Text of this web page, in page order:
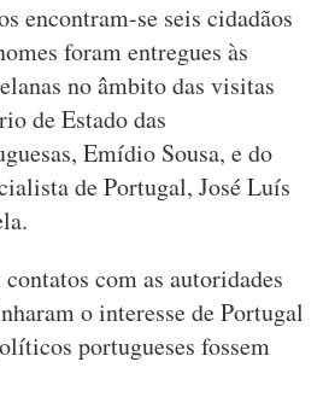
encontram-se seis cidadãos
foram entregues às
no âmbito das visitas
de Estado das
Emídio Sousa, e do
de Portugal, José Luís
com as autoridades
o interesse de Portugal
portugueses fossem